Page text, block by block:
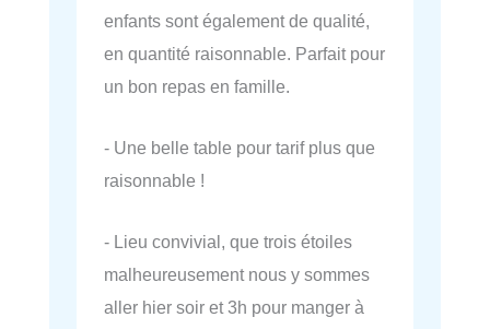
enfants sont également de qualité,
en quantité raisonnable. Parfait pour
un bon repas en famille.
- Une belle table pour tarif plus que
raisonnable !
- Lieu convivial, que trois étoiles
malheureusement nous y sommes
aller hier soir et 3h pour manger à